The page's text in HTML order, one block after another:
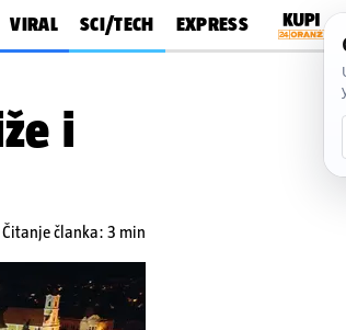
VIRAL SCI/TECH EXPRESS
i
Čitanje članka: 3 min